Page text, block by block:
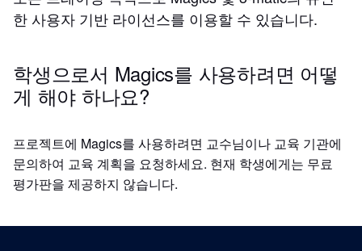
한 사용자 기반 라이선스를 이용할 수 있습니다.
학생으로서 Magics를 사용하려면 어떻
게 해야 하나요?
프로젝트에 Magics를 사용하려면 교수님이나 교육 기관에
문의하여 교육 계획을 요청하세요. 현재 학생에게는 무료
평가판을 제공하지 않습니다.